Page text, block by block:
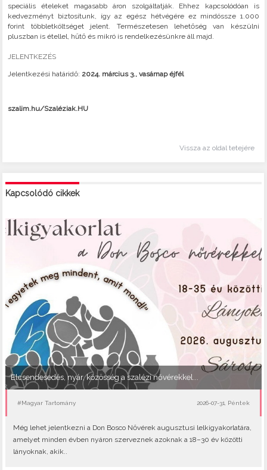
speciális ételeket magasabb áron szolgáltatják. Ehhez kapcsolódóan is
kedvezményt biztosítunk, így az egész hétvégére ez mindössze 1.000
forint többletköltséget jelent. Természetesen lehetőség van készülni
pluszban is étellel, hűtő és mikró is rendelkezésünkre áll majd.
JELENTKEZÉS
Jelentkezési határidő: 2024. március 3., vasárnap éjfél
szalim.hu/Szaléziak.HU
Vissza az oldal tetejére
Kapcsolódó cikkek
Elcsendesedés, nyár, közösség a szalézi nővérekkel...
#Magyar Tartomány 2026-07-31, Péntek
Még lehet jelentkezni a Don Bosco Nővérek augusztusi lelkigyakorlatára,
amelyet minden évben nyáron szerveznek azoknak a 18–30 év közötti
lányoknak, akik..